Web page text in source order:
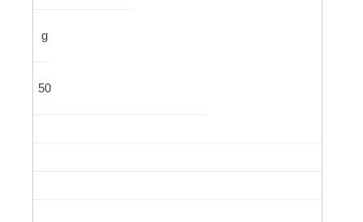
g
50